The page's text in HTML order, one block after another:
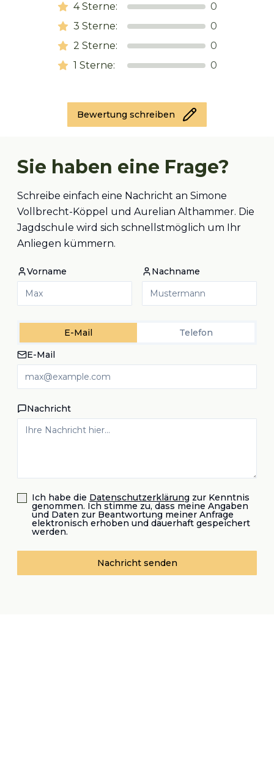
4Sterne:
0
3 Sterne:
0
2 Sterne:
0
1 Sterne: 0
Bewertung schreiben
Sie haben eine Frage?
Schreibe einfach eine Nachricht an Simone
Vollbrecht-Köppel und Aurelian Althammer. Die
Jagdschule wird sich schnellstmöglich um Ihr
Anliegen kümmern.
Vorname Nachname
E-Mail
Telefon
E-Mail
Nachricht
Ich habe die Datenschutzerklärung zur Kenntnis
genommen. Ich stimme zu, dass meine Angaben
und Daten zur Beantwortung meiner Anfrage
elektronisch erhoben und dauerhaft gespeichert
werden.
Nachricht senden